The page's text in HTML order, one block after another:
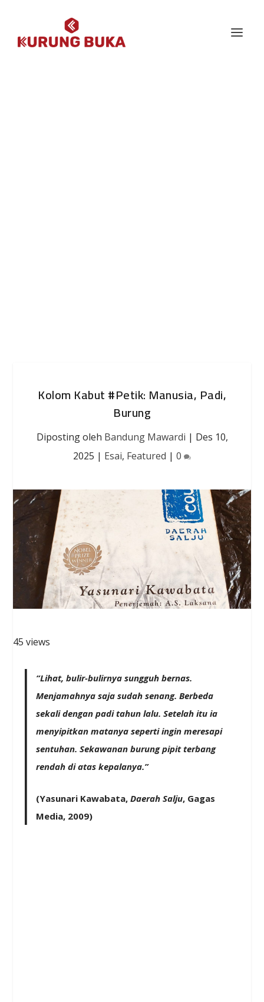
Kolom Kabut #Petik: Manusia, Padi,
Burung
Diposting oleh Bandung Mawardi | Des 10,
2025 | Esai, Featured | 0
45 views
“Lihat, bulir-bulirnya sungguh bernas.
Menjamahnya saja sudah senang. Berbeda
sekali dengan padi tahun lalu. Setelah itu ia
menyipitkan matanya seperti ingin meresapi
sentuhan. Sekawanan burung pipit terbang
rendah di atas kepalanya.”
(Yasunari Kawabata,Daerah Salju, Gagas
Media, 2009)